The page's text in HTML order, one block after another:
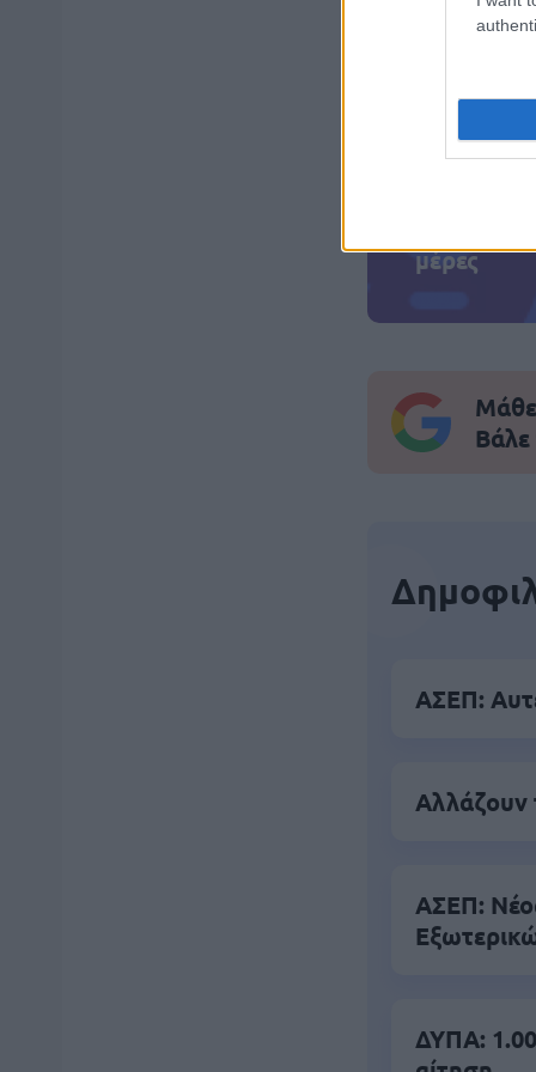
μέρες
Μάθε
ΑΣΕΠ:
Αλλάζουν
ΑΣΕΠ:
ΔΥΠΑ: